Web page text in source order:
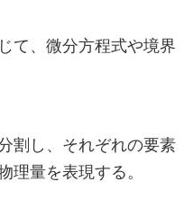
て、微分方程式や境界
割し、それぞれの要素
理量を表現する。